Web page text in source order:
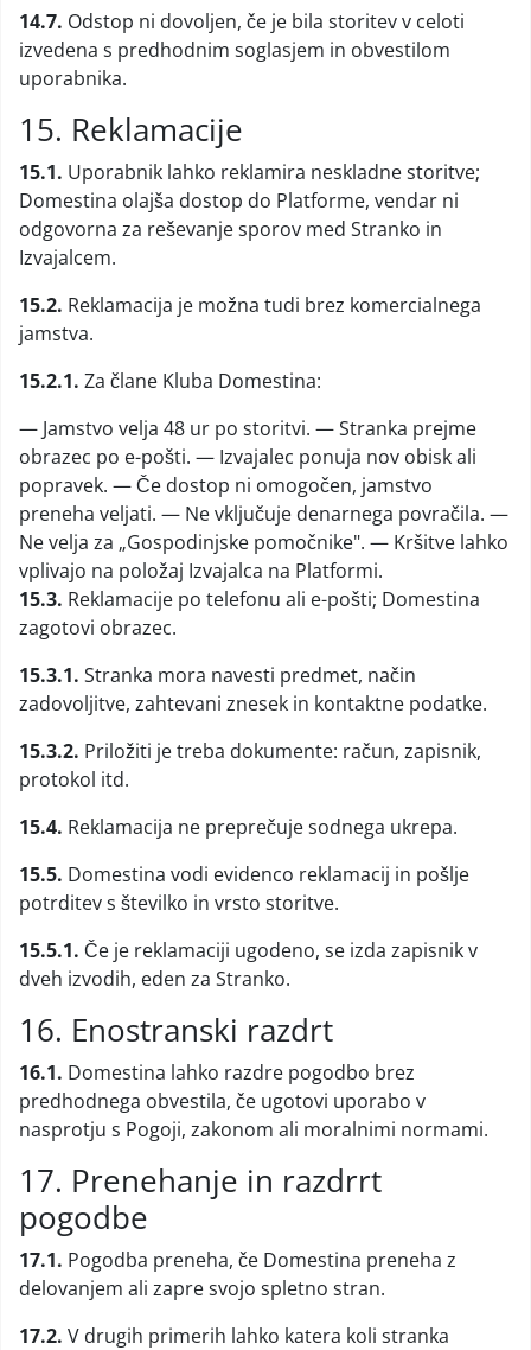
14.7. Odstop ni dovoljen, če je bila storitev v celoti
izvedena s predhodnim soglasjem in obvestilom
uporabnika.
15. Reklamacije
15.1. Uporabnik lahko reklamira neskladne storitve;
Domestina olajša dostop do Platforme, vendar ni
odgovorna za reševanje sporov med Stranko in
Izvajalcem.
15.2. Reklamacija je možna tudi brez komercialnega
jamstva.
15.2.1. Za člane Kluba Domestina:
— Jamstvo velja 48 ur po storitvi. — Stranka prejme
obrazec po e-pošti. — Izvajalec ponuja nov obisk ali
popravek. — Če dostop ni omogočen, jamstvo
preneha veljati. — Ne vključuje denarnega povračila. —
Ne velja za „Gospodinjske pomočnike". — Kršitve lahko
vplivajo na položaj Izvajalca na Platformi.
15.3. Reklamacije po telefonu ali e-pošti; Domestina
zagotovi obrazec.
15.3.1. Stranka mora navesti predmet, način
zadovoljitve, zahtevani znesek in kontaktne podatke.
15.3.2. Priložiti je treba dokumente: račun, zapisnik,
protokol itd.
15.4. Reklamacija ne preprečuje sodnega ukrepa.
15.5. Domestina vodi evidenco reklamacij in pošlje
potrditev s številko in vrsto storitve.
15.5.1. Če je reklamaciji ugodeno, se izda zapisnik v
dveh izvodih, eden za Stranko.
16. Enostranski razdrt
16.1. Domestina lahko razdre pogodbo brez
predhodnega obvestila, če ugotovi uporabo v
nasprotju s Pogoji, zakonom ali moralnimi normami.
17. Prenehanje in razdrrt
pogodbe
17.1. Pogodba preneha, če Domestina preneha z
delovanjem ali zapre svojo spletno stran.
17.2. V drugih primerih lahko katera koli stranka